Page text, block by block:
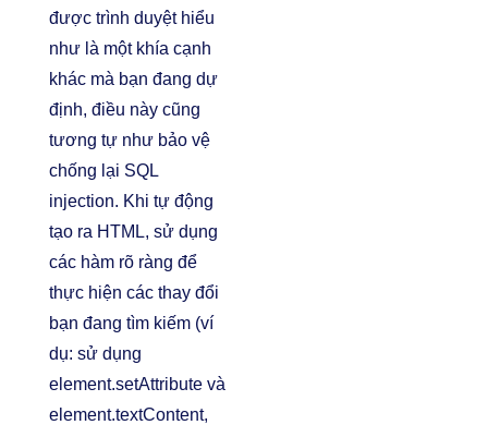
được trình duyệt hiểu
như là một khía cạnh
khác mà bạn đang dự
định, điều này cũng
tương tự như bảo vệ
chống lại SQL
injection. Khi tự động
tạo ra HTML, sử dụng
các hàm rõ ràng để
thực hiện các thay đổi
bạn đang tìm kiếm (ví
dụ: sử dụng
element.setAttribute và
element.textContent,